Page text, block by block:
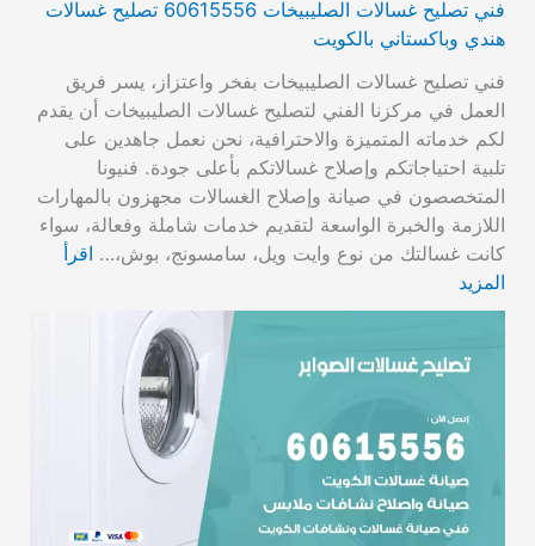
فني تصليح غسالات الصليبيخات 60615556 تصليح غسالات
هندي وباكستاني بالكويت
فني تصليح غسالات الصليبيخات بفخر واعتزاز، يسر فريق
العمل في مركزنا الفني لتصليح غسالات الصليبيخات أن يقدم
لكم خدماته المتميزة والاحترافية، نحن نعمل جاهدين على
تلبية احتياجاتكم وإصلاح غسالاتكم بأعلى جودة. فنيونا
المتخصصون في صيانة وإصلاح الغسالات مجهزون بالمهارات
اللازمة والخبرة الواسعة لتقديم خدمات شاملة وفعالة، سواء
كانت غسالتك من نوع وايت ويل، سامسونج، بوش،… اقرأ
المزيد